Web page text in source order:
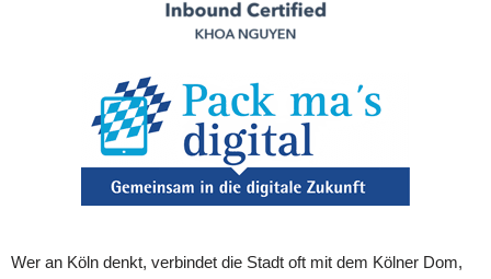
Wer an Köln denkt, verbindet die Stadt oft mit dem Kölner Dom,